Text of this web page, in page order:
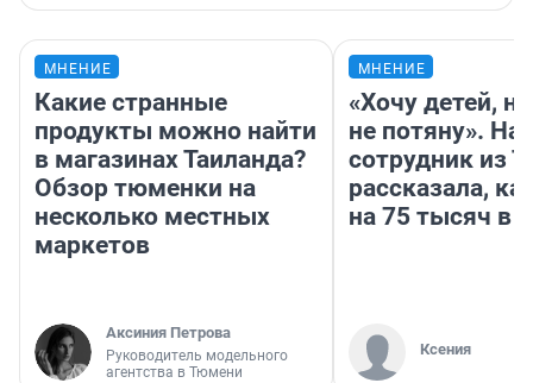
МНЕНИЕ
Какие странные
продукты можно найти
в магазинах Таиланда?
Обзор тюменки на
несколько местных
маркетов
Аксиния Петрова
Руководитель модельного
агентства в Тюмени
МНЕНИЕ
«Хочу детей,
не потяну».
сотрудник из
рассказала,
на 75 тысяч в
Ксения